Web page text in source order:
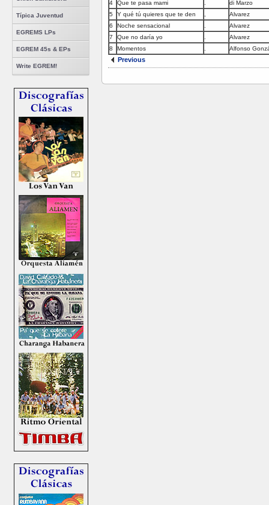
Típica Juventud
EGREMS LPs
EGREM 45s & EPs
Write EGREM!
4
Que te pasa mami
di Marzo
5
Y qué tú quieres que te den
Alvarez
6
Noche sensacional
Alvarez
7
Que no daría yo
Alvarez
8
Momentos Alfonso
Previous